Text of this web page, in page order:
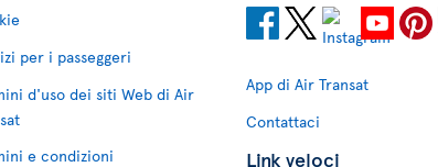
per i passeggeri
d'uso dei siti Web di Air
e condizioni
App di Air Transat
Contattaci
Link veloci